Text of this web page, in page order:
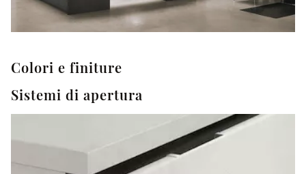
Colori e finiture
Sistemi di apertura